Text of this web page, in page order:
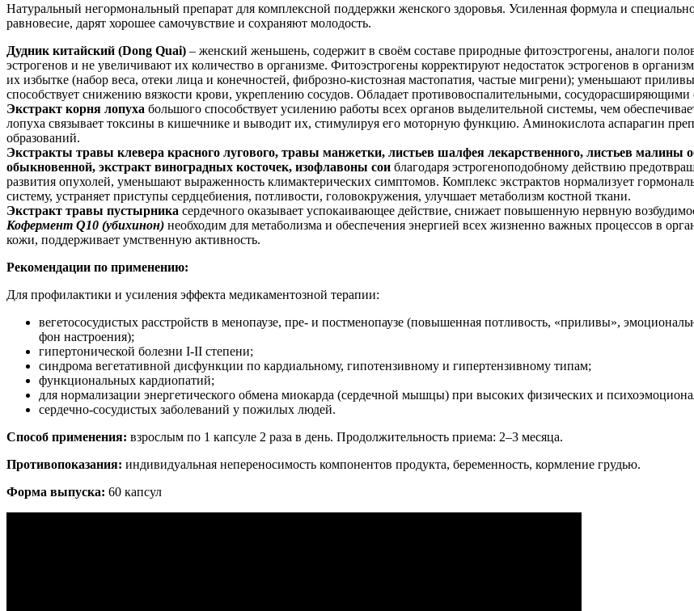
Натуральный негормональный препарат для комплексной поддержки женского здоровья. Усиленная формула и
равновесие, дарят хорошее самочувствие и сохраняют молодость.
Дудник китайский (Dong Quai) – женский женьшень, содержит в своём составе природные фитоэстрогены, аналоги
эстрогенов и не увеличивают их количество в организме. Фитоэстрогены корректируют недостаток эстрогенов в
их избытке (набор веса, отеки лица и конечностей, фиброзно-кистозная мастопатия, частые мигрени); уменьшают
способствует снижению вязкости крови, укреплению сосудов. Обладает противовоспалительными, сосудорасширяющими
Экстракт корня лопуха большого способствует усилению работы всех органов выделительной системы, чем
лопуха связывает токсины в кишечнике и выводит их, стимулируя его моторную функцию. Аминокислота аспарагин
образований.
Экстракты травы клевера красного лугового, травы манжетки, листьев шалфея лекарственного, листьев
обыкновенной, экстракт виноградных косточек, изофлавоны сои благодаря эстрогеноподобному действию
развития опухолей, уменьшают выраженность климактерических симптомов. Комплекс экстрактов нормализует
систему, устраняет приступы сердцебиения, потливости, головокружения, улучшает метаболизм костной ткани.
Экстракт травы пустырника сердечного оказывает успокаивающее действие, снижает повышенную нервную
Кофермент Q10 (убихинон) необходим для метаболизма и обеспечения энергией всех жизненно важных процессов в
кожи, поддерживает умственную активность.
Рекомендации по применению:
Для профилактики и усиления эффекта медикаментозной терапии:
вегетососудистых расстройств в менопаузе, пре- и постменопаузе (повышенная потливость, «приливы»,
фон настроения);
гипертонической болезни I-II степени;
синдрома вегетативной дисфункции по кардиальному, гипотензивному и гипертензивному типам;
функциональных кардиопатий;
для нормализации энергетического обмена миокарда (сердечной мышцы) при высоких физических и
сердечно-сосудистых заболеваний у пожилых людей.
Способ применения: взрослым по 1 капсуле 2 раза в день. Продолжительность приема: 2–3 месяца.
Противопоказания: индивидуальная непереносимость компонентов продукта, беременность, кормление грудью.
Форма выпуска: 60 капсул